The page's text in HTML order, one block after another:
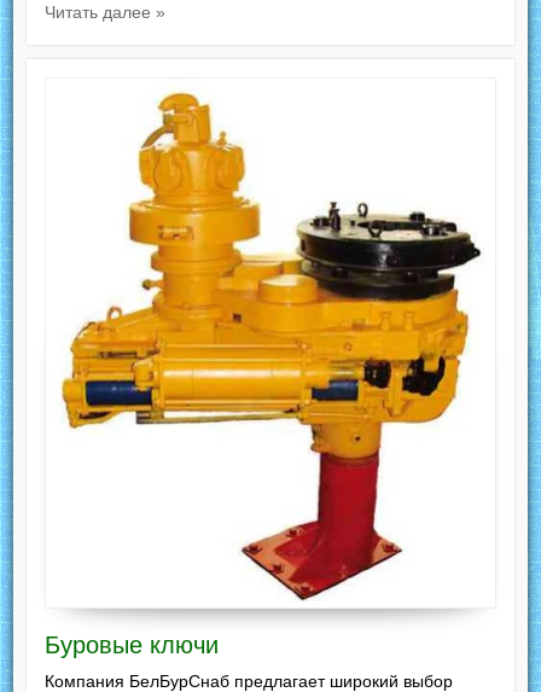
Читать далее »
Буровые ключи
Компания БелБурСнаб предлагает широкий выбор